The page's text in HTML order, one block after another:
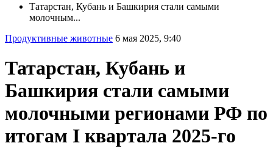
Татарстан, Кубань и Башкирия стали самыми
молочным...
Продуктивные животные 6 мая 2025, 9:40
Татарстан, Кубань и
Башкирия стали самыми
молочными регионами РФ по
итогам I квартала 2025-го